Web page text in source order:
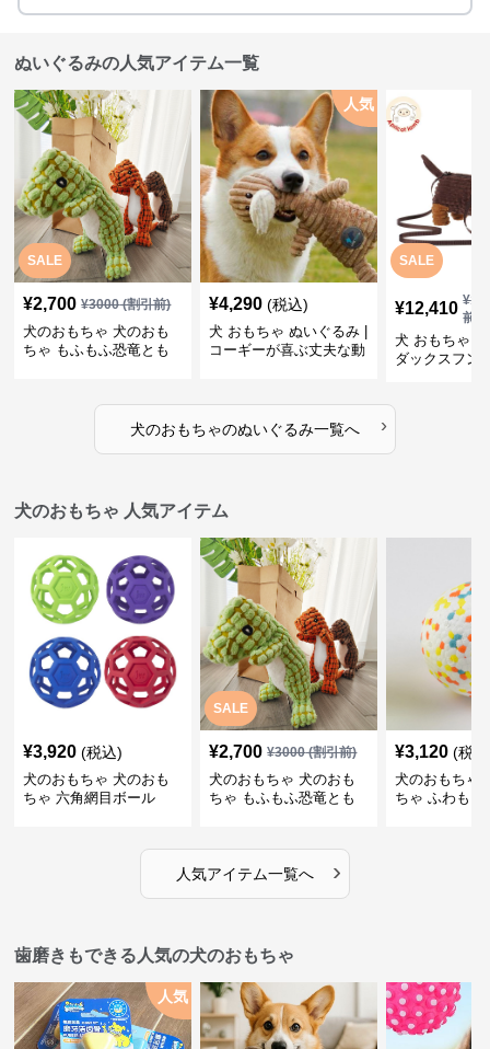
ぬいぐるみの人気アイテム一覧
SALE
¥2,700 ¥3000(割引前)
犬のおもちゃ 犬のおも
ちゃ もふもふ恐竜とも
人気
¥4,290 (税込)
犬 おもちゃ ぬいぐるみ |
コーギーが喜ぶ丈夫な動
SALE
¥12,410 ¥
前)
犬 おもちゃ
ダックスフン
犬のおもちゃのぬいぐるみ一覧へ ›
犬のおもちゃ 人気アイテム
¥3,920 (税込)
犬のおもちゃ 犬のおも
ちゃ 六角網目ボール
SALE
¥2,700 ¥3000(割引前)
犬のおもちゃ 犬のおも
ちゃ もふもふ恐竜とも
¥3,120 (税
犬のおもちゃ
ちゃ ふわもこ
人気アイテム一覧へ ›
歯磨きもできる人気の犬のおもちゃ
人気